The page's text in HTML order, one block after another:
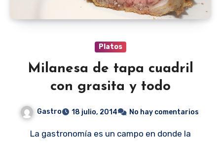
Platos
Milanesa de tapa cuadril
con grasita y todo
Gastro 18 julio, 2014 No hay comentarios
La gastronomía es un campo en donde la